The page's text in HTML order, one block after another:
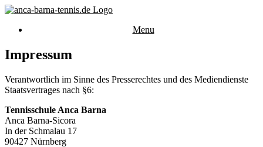
Menu
Impressum
Verantwortlich im Sinne des Presserechtes und des Mediendienste
Staatsvertrages nach §6:
Tennisschule Anca Barna
Anca Barna-Sicora
In der Schmalau 17
90427 Nürnberg